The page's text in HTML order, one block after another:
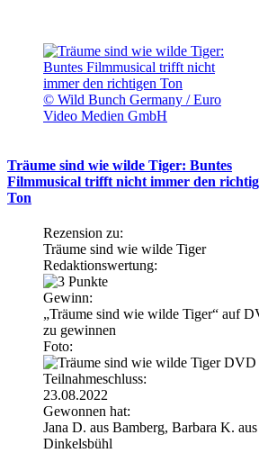
© Wild Bunch Germany / Euro
Video Medien GmbH
Träume sind wie wilde Tiger: Buntes
Filmmusical trifft nicht immer den
Ton
Rezension zu:
Träume sind wie wilde Tiger
Redaktionswertung:
Gewinn:
„Träume sind wie wilde Tiger“ auf
zu gewinnen
Foto:
Teilnahmeschluss:
23.08.2022
Gewonnen hat:
Jana D. aus Bamberg, Barbara K. aus
Dinkelsbühl